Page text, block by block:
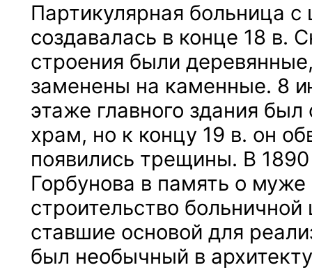
Партикулярная больница с
создавалась в конце 18 в.
строения были
заменены на каменные. 8
этаже главного здания
храм, но к концу 19 в. он
появились трещины. В
Горбунова в память о
строительство
ставшие основой для
был необычный в